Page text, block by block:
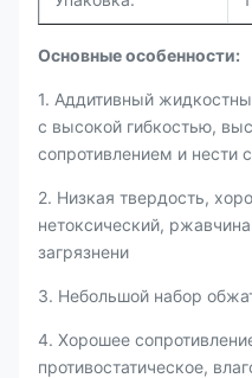
Основные особенности:
1. Аддитивный
с высокой гибкостью,
сопротивлением и нести
2. Низкая твердость,
нетоксический,
загрязнени
3. Небольшой набор
4. Хорошее
противостатическое,